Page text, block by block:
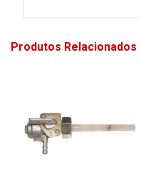
Produtos Relacionados